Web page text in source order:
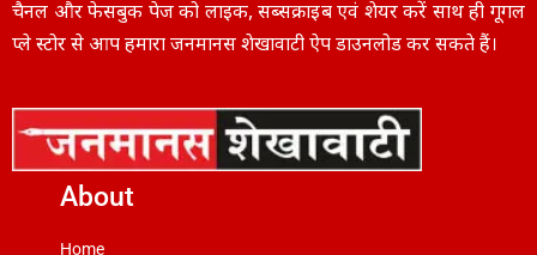
चैनल और फेसबुक पेज को लाइक, सब्सक्राइब एवं शेयर करें साथ ही गूगल
प्ले स्टोर से आप हमारा जनमानस शेखावाटी ऐप डाउनलोड कर सकते हैं।
About
Home